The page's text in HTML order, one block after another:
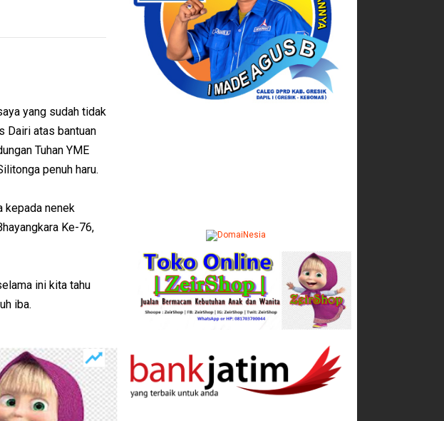
yang sudah tidak
Dairi atas bantuan
Tuhan YME
penuh haru.
kepada nenek
Ke-76,
ini kita tahu
iba.